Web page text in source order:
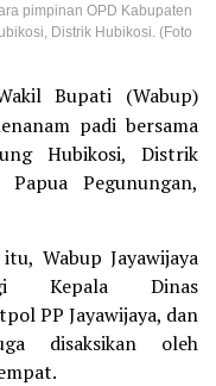
pimpinan OPD Kabupaten
Distrik Hubikosi. (Foto
Bupati (Wabup)
padi bersama
Hubikosi, Distrik
Papua Pegunungan,
Wabup Jayawijaya
Kepala Dinas
PP Jayawijaya, dan
disaksikan oleh